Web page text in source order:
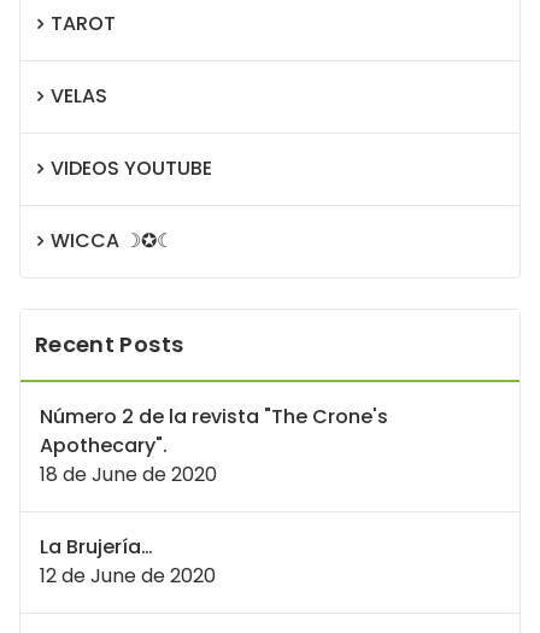
TAROT
VELAS
VIDEOS YOUTUBE
WICCA ☽✪☾
Recent Posts
Número 2 de la revista "The Crone's
Apothecary".
18 de June de 2020
La Brujería…
12 de June de 2020